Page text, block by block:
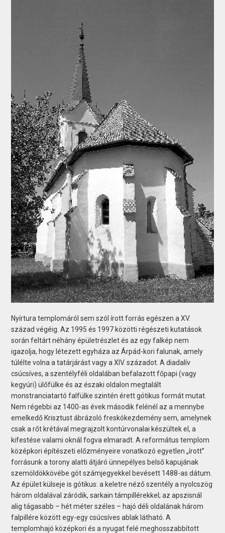
Nyírtura templomáról sem szól írott forrás egészen a XV.
század végéig. Az 1995 és 1997 közötti régészeti kutatások
során feltárt néhány épületrészlet és az egy falkép nem
igazolja, hogy létezett egyháza az Árpád-kori falunak, amely
túlélte volna a tatárjárást vagy a XIV. századot. A diadalív
csúcsíves, a szentélyféli oldalában befalazott főpapi (vagy
kegyúri) ülőfülke és az északi oldalon megtalált
monstranciatartó falfülke szintén érett gótikus formát mutat.
Nem régebbi az 1400-as évek második felénél az a mennybe
emelkedő Krisztust ábrázoló freskókezdemény sem, amelynek
csak a rőt krétával megrajzolt kontúrvonalai készültek el, a
kifestése valami oknál fogva elmaradt. A református templom
középkori építészeti előzményeire vonatkozó egyetlen „írott”
forrásunk a torony alatti átjáró ünnepélyes belső kapujának
szemöldökkövébe gót számjegyekkel bevésett 1488-as dátum.
Az épület külseje is gótikus: a keletre néző szentély a nyolcszög
három oldalával záródik, sarkain támpillérekkel; az apszisnál
alig tágasabb – hét méter széles – hajó déli oldalának három
falpillére között egy-egy csúcsíves ablak látható. A
templomhajó középkori és a nyugat felé meghosszabbított